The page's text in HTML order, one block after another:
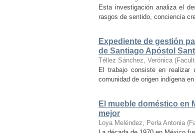
Esta investigación analiza el
rasgos de sentido, conciencia
Expediente de gestión
de Santiago Apóstol
Téllez Sánchez, Verónica (
El trabajo consiste en realizar
comunidad de origen indígena
El mueble doméstico en
mejor
Loya Meléndez, Perla Antonia (